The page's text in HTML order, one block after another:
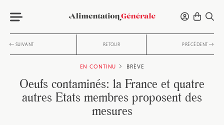
SUIVANT RETOUR PRÉCÉDENT
EN CONTINU BRÈVE
Oeufs contaminés: la France et quatre
autres Etats membres proposent des
mesures